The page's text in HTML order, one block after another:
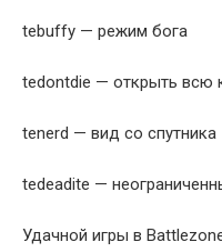
tebuffy — режим бога
tedontdie — открыть всю
tenerd — вид со спутника
tedeadite —
Удачной игры в